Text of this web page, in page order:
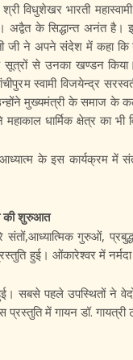
विधुशेखर भारती
के सिद्धान्त अनंत है।
जी ने अपने संदेश में
से उनका खण्डन
स्वामी विजयेन्द्र
मुख्यमंत्री के समाज के
धार्मिक क्षेत्र का
के इस कार्यक्रम में
की शुरुआत
गुरुओं,
हुई। ओंकारेश्वर में
सबसे पहले उपस्थितों ने
में गायन डॉ.